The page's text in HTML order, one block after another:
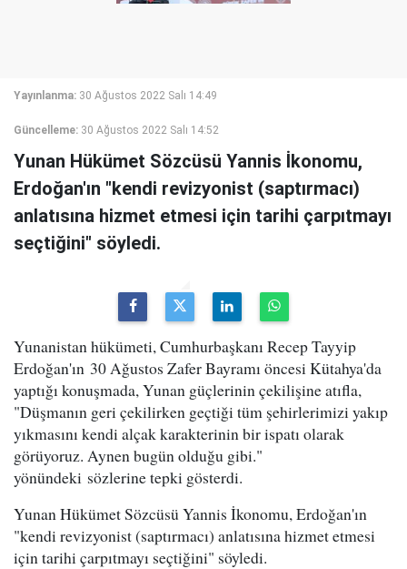
Yayınlanma: 30 Ağustos 2022 Salı 14:49
Güncelleme: 30 Ağustos 2022 Salı 14:52
Yunan Hükümet Sözcüsü Yannis İkonomu,
Erdoğan'ın "kendi revizyonist (saptırmacı)
anlatısına hizmet etmesi için tarihi çarpıtmayı
seçtiğini" söyledi.
Yunanistan hükümeti, Cumhurbaşkanı Recep Tayyip
Erdoğan'ın 30 Ağustos Zafer Bayramı öncesi Kütahya'da
yaptığı konuşmada, Yunan güçlerinin çekilişine atıfla,
"Düşmanın geri çekilirken geçtiği tüm şehirlerimizi yakıp
yıkmasını kendi alçak karakterinin bir ispatı olarak
görüyoruz. Aynen bugün olduğu gibi."
yönündeki sözlerine tepki gösterdi.
Yunan Hükümet Sözcüsü Yannis İkonomu, Erdoğan'ın
"kendi revizyonist (saptırmacı) anlatısına hizmet etmesi
için tarihi çarpıtmayı seçtiğini" söyledi.